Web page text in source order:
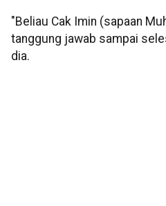
"Beliau Cak Imin (sapaan
tanggung jawab sampai
dia.